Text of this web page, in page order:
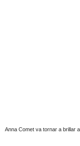
Anna Comet va tornar a brillar